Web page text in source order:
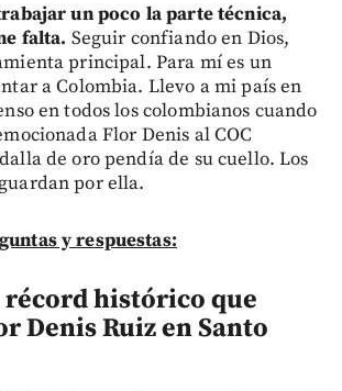
un poco la parte técnica,
falta. Seguir confiando en Dios,
principal. Para mí es un
a Colombia. Llevo a mi país en
en todos los colombianos cuando
Flor Denis al COC
de oro pendía de su cuello. Los
por ella.
y respuestas:
récord histórico que
Denis Ruiz en Santo